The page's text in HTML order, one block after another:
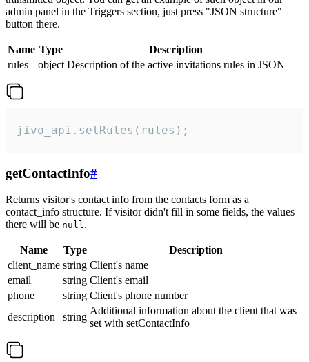
admin panel in the Triggers section, just press "JSON structure"
button there.
Name Type
Description
rules
object Description of the active invitations rules in JSON
jivo_api.setRules(rules);
getContactInfo#
Returns visitor's contact info from the contacts form as a
contact_info structure. If visitor didn't fill in some fields, the values
there will be null.
Name Type
Description
client_name string Client's name
email
string Client's email
phone
string Client's phone number
description
string
Additional information about the client that was
set with setContactInfo